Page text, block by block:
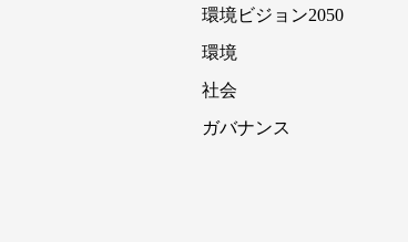
環境ビジョン2050
環境
社会
ガバナンス